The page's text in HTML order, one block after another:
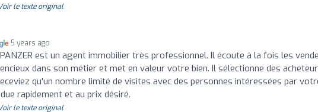
le texte original
5 years ago
est un agent immobilier très professionnel. Il écoute à la fois les
dans son métier et met en valeur votre bien. Il sélectionne des
qu'un nombre limité de visites avec des personnes intéressées par
rapidement et au prix désiré.
le texte original